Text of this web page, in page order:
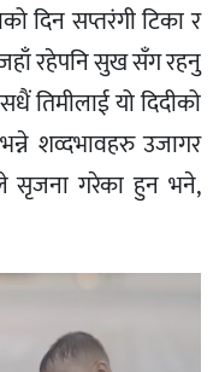
दिन सप्तरंगी टिका र
रहेपनि सुख सँग रहनु
तिमीलाई यो दिदीको
शव्दभावहरु उजागर
सृजना गरेका हुन भने,